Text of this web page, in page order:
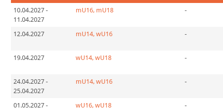
10.04.2027 -
11.04.2027
mU16, mU18 -
12.04.2027 mU14, wU16 -
19.04.2027 wU14, wU18 -
24.04.2027 -
25.04.2027
mU14, wU16 -
01.05.2027 -
wU16, wU18 -